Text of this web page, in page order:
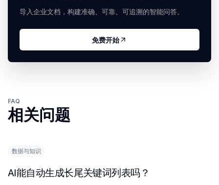
导入企业文档，构建准确、可靠、可追溯的智能问答。
免费开始
FAQ
相关问题
数据与知识
AI能自动生成长尾关键词列表吗？